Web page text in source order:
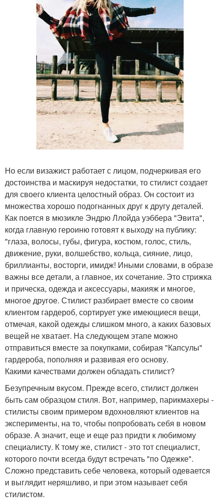
Но если визажист работает с лицом, подчеркивая его
достоинства и маскируя недостатки, то стилист создает
для своего клиента целостный образ. Он состоит из
множества хорошо подогнанных друг к другу деталей.
Как поется в мюзикле Эндрю Ллойда уэббера "Эвита",
когда главную героиню готовят к выходу на публику:
"глаза, волосы, губы, фигура, костюм, голос, стиль,
движение, руки, волшебство, кольца, сияние, лицо,
бриллианты, восторги, имидж! Иными словами, в образе
важны все детали, а главное, их сочетание. Это стрижка
и прическа, одежда и аксессуары, макияж и многое,
многое другое. Стилист разбирает вместе со своим
клиентом гардероб, сортирует уже имеющиеся вещи,
отмечая, какой одежды слишком много, а каких базовых
вещей не хватает. На следующем этапе можно
отправиться вместе за покупками, собирая "Капсулы"
гардероба, пополняя и развивая его основу.
Какими качествами должен обладать стилист?
Безупречным вкусом. Прежде всего, стилист должен
быть сам образцом стиля. Вот, например, парикмахеры -
стилисты своим примером вдохновляют клиентов на
эксперименты, на то, чтобы попробовать себя в новом
образе. А значит, еще и еще раз придти к любимому
специалисту. К тому же, стилист - это тот специалист,
которого почти всегда будут встречать "по Одежке".
Сложно представить себе человека, который одевается
и выглядит неряшливо, и при этом называет себя
стилистом.